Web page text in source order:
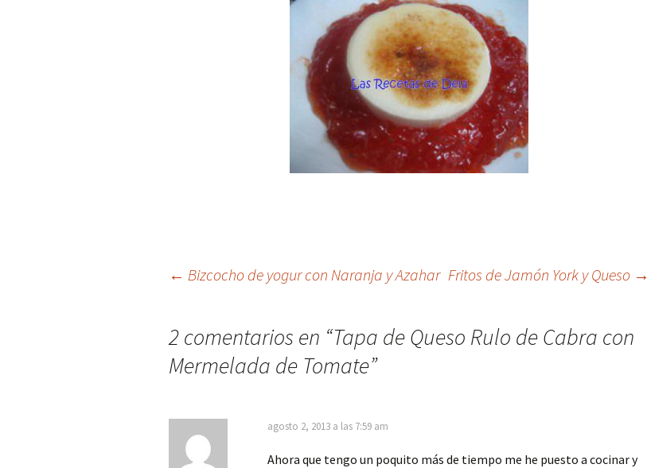
Navegación
← Bizcocho de yogur con Naranja y Azahar Fritos de Jamón York y Queso →
2 comentarios en “Tapa de Queso Rulo de Cabra con
Mermelada de Tomate”
agosto 2, 2013 a las 7:59 am
Ahora que tengo un poquito más de tiempo me he puesto a cocinar y